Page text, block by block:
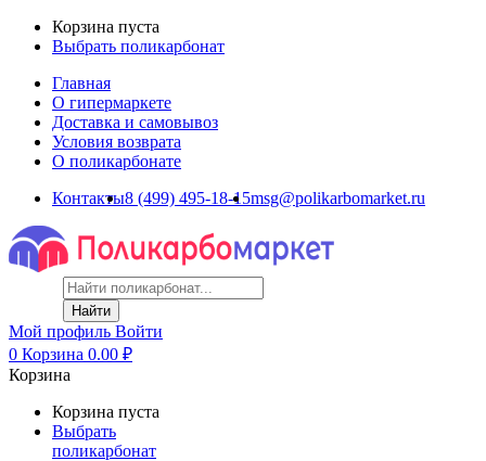
Корзина пуста
Выбрать поликарбонат
Главная
О гипермаркете
Доставка и самовывоз
Условия возврата
О поликарбонате
Контакты8 (499) 495-18-15msg@polikarbomarket.ru
Найти
Мой профиль Войти
0 Корзина 0.00 ₽
Корзина
Корзина пуста
Выбрать
поликарбонат